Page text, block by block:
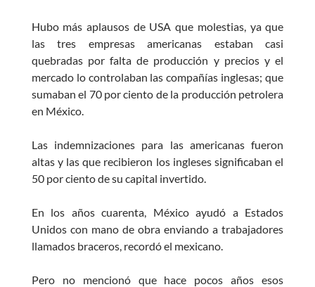
Hubo más aplausos de USA que molestias, ya que
las tres empresas americanas estaban casi
quebradas por falta de producción y precios y el
mercado lo controlaban las compañías inglesas; que
sumaban el 70 por ciento de la producción petrolera
en México.
Las indemnizaciones para las americanas fueron
altas y las que recibieron los ingleses significaban el
50 por ciento de su capital invertido.
En los años cuarenta, México ayudó a Estados
Unidos con mano de obra enviando a trabajadores
llamados braceros, recordó el mexicano.
Pero no mencionó que hace pocos años esos